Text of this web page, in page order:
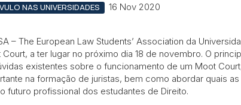
NAS UNIVERSIDADES 16 Nov 2020
– The European Law Students’ Association da
Court, a ter lugar no próximo dia 18 de novembro. O
existentes sobre o funcionamento de um Moot
na formação de juristas, bem como abordar quais
futuro profissional dos estudantes de Direito.